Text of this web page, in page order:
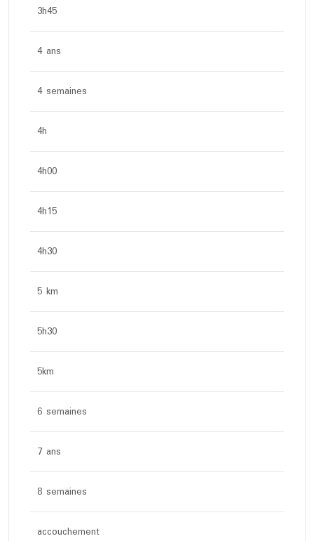
3h45
4 ans
4 semaines
4h
4h00
4h15
4h30
5 km
5h30
5km
6 semaines
7 ans
8 semaines
accouchement